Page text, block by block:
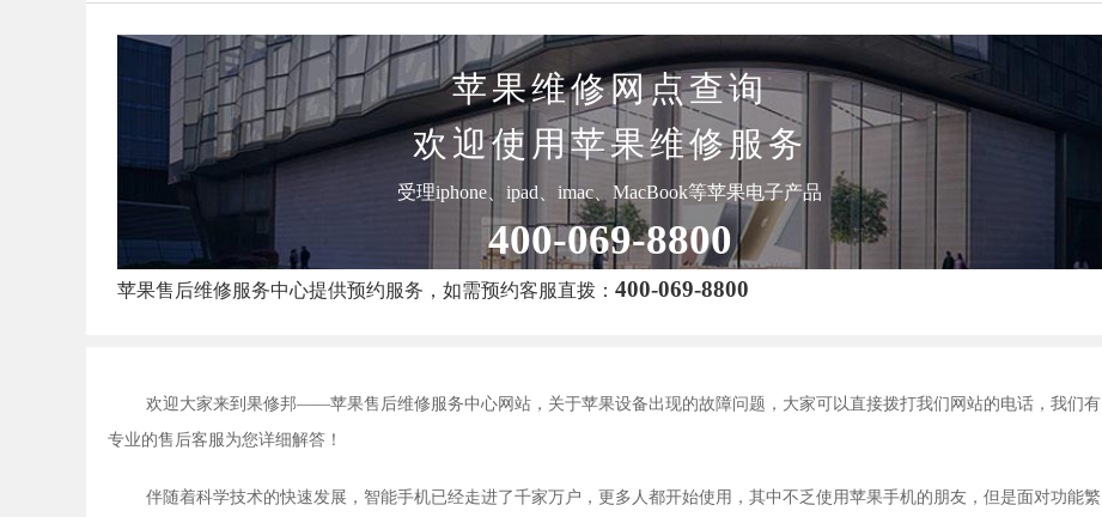
苹果维修网点查询
欢迎使用苹果维修服务
受理iphone、ipad、imac、MacBook等苹果电子产品
400-069-8800
苹果售后维修服务中心提供预约服务，如需预约客服直拨：400-069-8800
欢迎大家来到果修邦——苹果售后维修服务中心网站，关于苹果设备出现的故障问题，大家可以直接拨打我们网站的电话，我们有
专业的售后客服为您详细解答！
伴随着科学技术的快速发展，智能手机已经走进了千家万户，更多人都开始使用，其中不乏使用苹果手机的朋友，但是面对功能繁